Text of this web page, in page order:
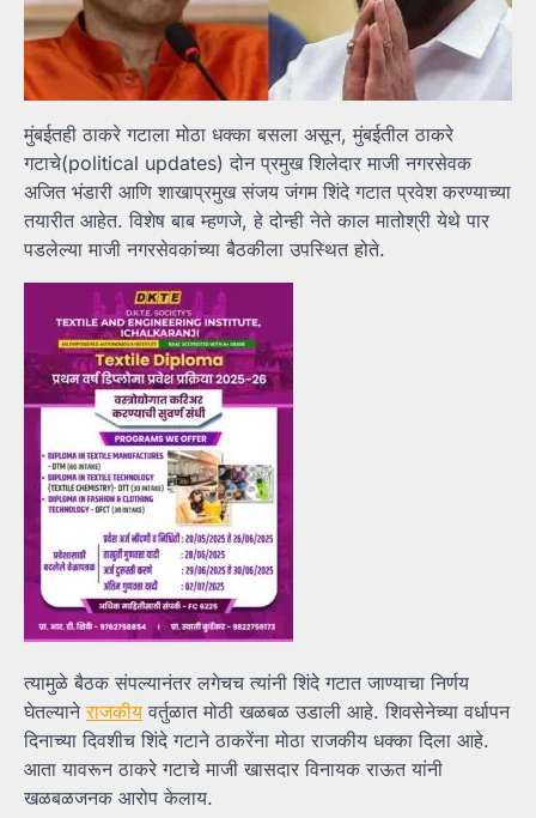
मुंबईतही ठाकरे गटाला मोठा धक्का बसला असून, मुंबईतील ठाकरे
गटाचे(political updates) दोन प्रमुख शिलेदार माजी नगरसेवक
अजित भंडारी आणि शाखाप्रमुख संजय जंगम शिंदे गटात प्रवेश करण्याच्या
तयारीत आहेत. विशेष बाब म्हणजे, हे दोन्ही नेते काल मातोश्री येथे पार
पडलेल्या माजी नगरसेवकांच्या बैठकीला उपस्थित होते.
त्यामुळे बैठक संपल्यानंतर लगेचच त्यांनी शिंदे गटात जाण्याचा निर्णय
घेतल्यानेराजकीय वर्तुळात मोठी खळबळ उडाली आहे. शिवसेनेच्या वर्धापन
दिनाच्या दिवशीच शिंदे गटाने ठाकरेंना मोठा राजकीय धक्का दिला आहे.
आता यावरून ठाकरे गटाचे माजी खासदार विनायक राऊत यांनी
खळबळजनक आरोप केलाय.